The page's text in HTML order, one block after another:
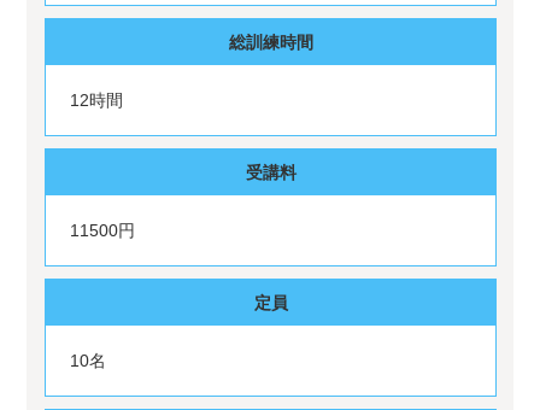
総訓練時間
12時間
受講料
11500円
定員
10名